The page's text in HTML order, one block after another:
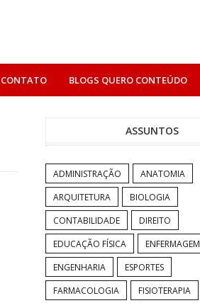
CONTATO BLOGS QUERO CONTEÚDO
ASSUNTOS
ADMINISTRAÇÃO
ANATOMIA
ARQUITETURA
BIOLOGIA
CONTABILIDADE
DIREITO
EDUCAÇÃO FÍSICA
ENFERMAGEM
ENGENHARIA
ESPORTES
FARMACOLOGIA
FISIOTERAPIA